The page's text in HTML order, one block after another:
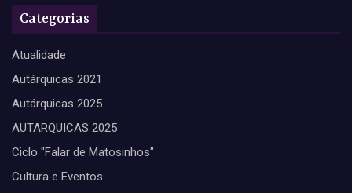
Categorias
Atualidade
Autárquicas 2021
Autárquicas 2025
AUTARQUICAS 2025
Ciclo "Falar de Matosinhos"
Cultura e Eventos